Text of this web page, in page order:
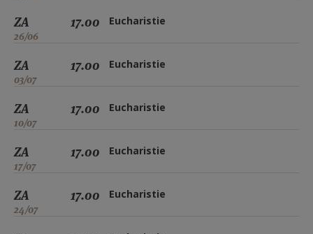
ZA
26/06
17.00 Eucharistie
ZA
03/07
17.00 Eucharistie
ZA
10/07
17.00 Eucharistie
ZA
17/07
17.00 Eucharistie
ZA
24/07
17.00 Eucharistie